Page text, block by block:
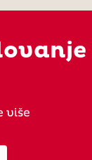
više